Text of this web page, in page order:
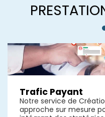
Trafic Payant
Notre service de
approche sur mesure